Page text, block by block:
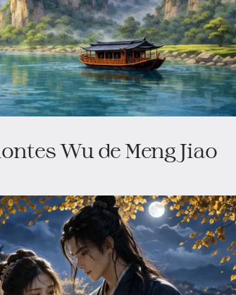
Wu de Meng Jiao